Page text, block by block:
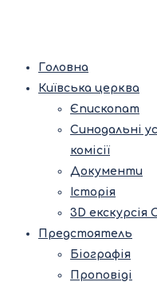
Головна
Київська церква
Єпископат
Синодальні
комісії
Документи
Історія
3D екскурсія
Предстоятель
Біографія
Проповіді